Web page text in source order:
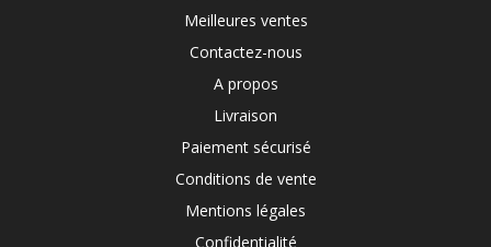
Meilleures ventes
Contactez-nous
A propos
Livraison
Paiement sécurisé
Conditions de vente
Mentions légales
Confidentialité